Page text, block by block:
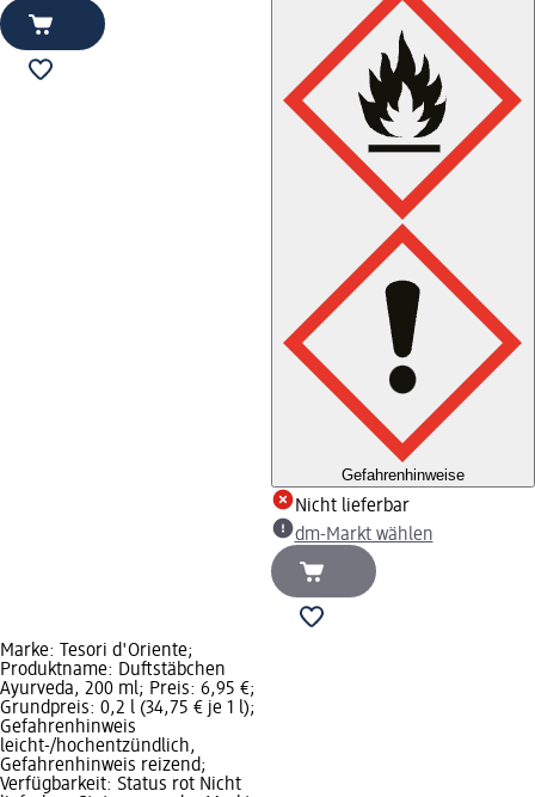
Gefahrenhinweise
Nicht lieferbar
dm-Markt wählen
Marke: Tesori d'Oriente;
Produktname: Duftstäbchen
Ayurveda, 200 ml; Preis: 6,95 €;
Grundpreis: 0,2 l (34,75 € je 1 l);
Gefahrenhinweis
leicht-/hochentzündlich,
Gefahrenhinweis reizend;
Verfügbarkeit: Status rot Nicht